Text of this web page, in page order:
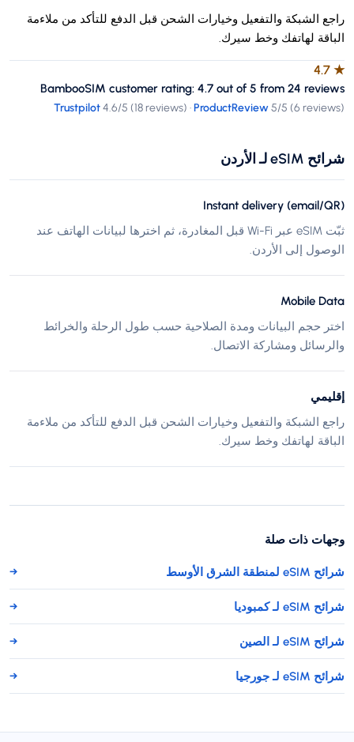
راجع الشبكة والتفعيل وخيارات الشحن قبل الدفع للتأكد من ملاءمة
الباقة لهاتفك وخط سيرك.
★
4.7
BambooSIM customer rating: 4.7 out of 5 from 24 reviews
Trustpilot4.6/5 (18 reviews) ·ProductReview5/5 (6 reviews)
شرائح eSIM لـ الأردن
Instant delivery (email/QR)
ثبّت eSIM عبر Wi-Fi قبل المغادرة، ثم اخترها لبيانات الهاتف عند
الوصول إلى الأردن.
Mobile Data
اختر حجم البيانات ومدة الصلاحية حسب طول الرحلة والخرائط
والرسائل ومشاركة الاتصال.
إقليمي
راجع الشبكة والتفعيل وخيارات الشحن قبل الدفع للتأكد من ملاءمة
الباقة لهاتفك وخط سيرك.
وجهات ذات صلة
شرائح eSIM لمنطقة الشرق الأوسط →
شرائح eSIM لـ كمبوديا →
شرائح eSIM لـ الصين →
شرائح eSIM لـ جورجيا →